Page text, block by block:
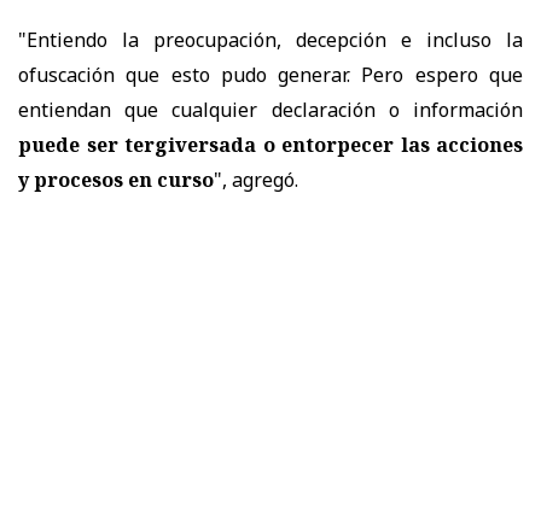
"Entiendo la preocupación, decepción e incluso la
ofuscación que esto pudo generar. Pero espero que
entiendan que cualquier declaración o información
puede ser tergiversada o entorpecer las acciones
y procesos en curso", agregó.